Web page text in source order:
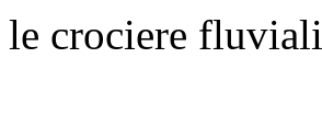
le crociere